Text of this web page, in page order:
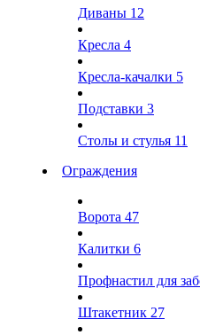
Диваны 12
Кресла 4
Кресла-качалки 5
Подставки 3
Столы и стулья 11
Ограждения
Ворота 47
Калитки 6
Профнастил для
Штакетник 27